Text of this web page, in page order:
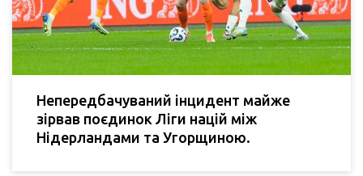
Непередбачуваний інцидент майже
зірвав поєдинок Ліги націй між
Нідерландами та Угорщиною.